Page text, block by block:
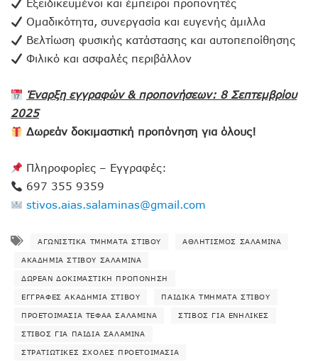
Εξειδικευμένοι και έμπειροι προπονητές
Ομαδικότητα, συνεργασία και ευγενής άμιλλα
Βελτίωση φυσικής κατάστασης και αυτοπεποίθησης
Φιλικό και ασφαλές περιβάλλον
Έναρξη εγγραφών & προπονήσεων: 8 Σεπτεμβρίου
2025
Δωρεάν δοκιμαστική προπόνηση για όλους!
Πληροφορίες – Εγγραφές:
697 355 9359
stivos.aias.salaminas@gmail.com
ΑΓΩΝΙΣΤΙΚΆ ΤΜΉΜΑΤΑ ΣΤΊΒΟΥ ΑΘΛΗΤΙΣΜΌΣ ΣΑΛΑΜΊΝΑ
ΑΚΑΔΗΜΊΑ ΣΤΊΒΟΥ ΣΑΛΑΜΊΝΑ
ΔΩΡΕΆΝ ΔΟΚΙΜΑΣΤΙΚΉ ΠΡΟΠΌΝΗΣΗ
ΕΓΓΡΑΦΈΣ ΑΚΑΔΗΜΊΑ ΣΤΊΒΟΥ ΠΑΙΔΙΚΆ ΤΜΉΜΑΤΑ ΣΤΊΒΟΥ
ΠΡΟΕΤΟΙΜΑΣΊΑ ΤΕΦΑΑ ΣΑΛΑΜΊΝΑ ΣΤΊΒΟΣ ΓΙΑ ΕΝΉΛΙΚΕΣ
ΣΤΊΒΟΣ ΓΙΑ ΠΑΙΔΙΆ ΣΑΛΑΜΊΝΑ
ΣΤΡΑΤΙΩΤΙΚΈΣ ΣΧΟΛΈΣ ΠΡΟΕΤΟΙΜΑΣΊΑ